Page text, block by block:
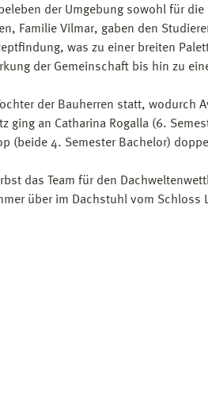
der Umgebung sowohl für
Familie Vilmar, gaben den
was zu einer breiten
der Gemeinschaft bis hin zu
der Bauherren statt, wodurch
ging an Catharina Rogalla (6.
(beide 4. Semester Bachelor)
das Team für den
über im Dachstuhl vom Schloss